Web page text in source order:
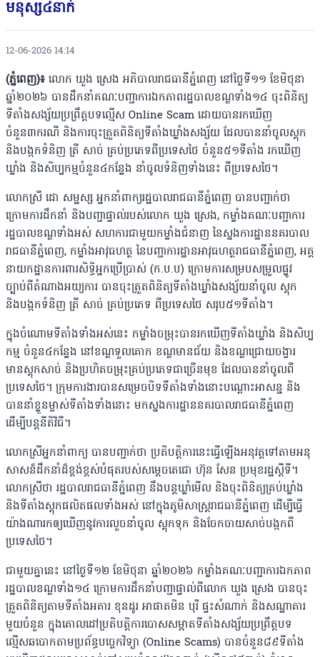
មនុស្ស៤នាក់
12-06-2026 14:14
(ភ្នំពេញ)៖ លោក ឃួង ស្រេង អភិបាលរាជធានីភ្នំពេញ នៅថ្ងៃទី១១ ខែមិថុនា
ឆ្នាំ២០២៦ បានដឹកនាំគណៈបញ្ជាការឯកភាពរដ្ឋបាលខណ្ឌទាំង១៤ ចុះពិនិត្យ
ទីតាំងសង្ស័យប្រព្រឹត្តបទល្មើស Online Scam ដោយបានរកឃើញ
ចំនួន៣ករណី និងការចុះត្រួតពិនិត្យទីតាំងឃ្លាំងសង្ស័យ ដែលបាននាំចូលស្តុក
និងបង្កកទំនិញ ត្រី សាច់ គ្រប់ប្រភេទពីប្រទេសថៃ ចំនួន៥១ទីតាំង រកឃើញ
ឃ្លាំង និងសិប្បកម្មចំនួន៤កន្លែង នាំចូលទំនិញទាំងនេះ ពីប្រទេសថៃ។
លោកស្រី ដោ សម្ផស្ស អ្នកនាំពាក្យរដ្ឋបាលរាជធានីភ្នំពេញ បានបញ្ជាក់ថា
ក្រោមការដឹកនាំ និងបញ្ជាផ្ទាល់របស់លោក ឃួង ស្រេង, កម្លាំងគណៈបញ្ជាការ
រដ្ឋបាលខណ្ឌទាំងអស់ សហការជាមួយកម្លាំងជំនាញ នៃស្នងការដ្ឋាននគរបាល
រាជធានីភ្នំពេញ, កម្លាំងអាវុធហត្ថ នៃបញ្ជាការដ្ឋានអាវុធហត្ថរាជធានីភ្នំពេញ, អគ្គ
នាយកដ្ឋានការពារសិទ្ធិអ្នកប្រើប្រាស់ (ក.ប.ប) ក្រោមការសម្របសម្រួលផ្លូវ
ច្បាប់ពីតំណាងអយ្យការ បានចុះត្រួតពិនិត្យទីតាំងឃ្លាំងសង្ស័យនាំចូល ស្តុក
និងបង្កកទំនិញ ត្រី សាច់ គ្រប់ប្រភេទ ពីប្រទេសថៃ សរុប៥១ទីតាំង។
ក្នុងចំណោមទីតាំងទាំងអស់នេះ កម្លាំងចម្រុះបានរកឃើញទីតាំងឃ្លាំង និងសិប្ប
កម្ម ចំនួន៤កន្លែង នៅខណ្ឌទួលគោក ខណ្ឌមានជ័យ និងខណ្ឌជ្រោយចង្វារ
មានស្តុកសាច់ និងប្រហិតចម្រុះគ្រប់ប្រភេទជាច្រើនមុខ ដែលបាននាំចូលពី
ប្រទេសថៃ។ ក្រុមការងារបានសម្រេចបិទទីតាំងទាំងនោះបណ្តោះអាសន្ន និង
បាននាំខ្លួនម្ចាស់ទីតាំងទាំងនោះ មកស្នងការដ្ឋាននគរបាលរាជធានីភ្នំពេញ
ដើម្បីបន្តនីតិវិធី។
លោកស្រីអ្នកនាំពាក្យ បានបញ្ជាក់ថា ប្រតិបត្តិការនេះធ្វើឡើងអនុវត្តទៅតាមអនុ
សាសន៏ដឹកនាំដ៏ខ្ពង់ខ្ពស់បំផុតរបស់សម្ដេចតេជោ ហ៊ុន សែន ប្រមុខរដ្ឋស្តីទី។
លោកស្រីថា រដ្ឋបាលរាជធានីភ្នំពេញ នឹងបន្តឃ្លាំមើល និងចុះពិនិត្យគ្រប់ឃ្លាំង
និងទីតាំងស្តុកផលិតផលទាំងអស់ នៅក្នុងភូមិសាស្រ្តរាជធានីភ្នំពេញ ដើម្បីធ្វើ
យ៉ាងណារកឲ្យឃើញនូវការលួចនាំចូល ស្តុកទុក និងចែកចាយសាច់បង្កកពី
ប្រទេសថៃ។
ជាមួយគ្នានេះ នៅថ្ងៃទី១២ ខែមិថុនា ឆ្នាំ២០២៦ កម្លាំងគណៈបញ្ជាការឯកភាព
រដ្ឋបាលខណ្ឌទាំង១៤ ក្រោមការដឹកនាំបញ្ជាផ្ទាល់ពីលោក ឃួង ស្រេង បានចុះ
ត្រួតពិនិត្យតាមទីតាំងអគារ ខុនដូរ អាផាតមិន បុរី ផ្ទះសំណាក់ និងសណ្ឋាគារ
មួយចំនួន ក្នុងគោលដៅប្រតិបត្តិការបោសសម្អាតទីតាំងសង្ស័យប្រព្រឹត្តបទ
ល្មើសឆបោកតាមប្រព័ន្ធបច្ចេកវិទ្យា (Online Scams) បានចំនួន៨៩ទីតាំង